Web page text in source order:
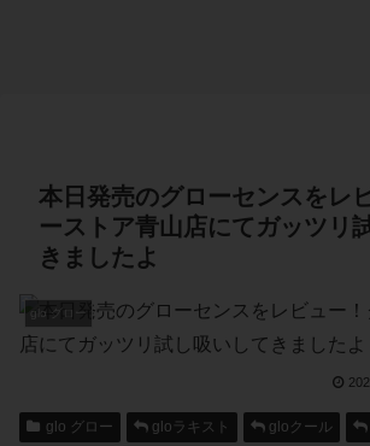
本日発売のグローセンスをレ
ーストア青山店にてガッツリ
きましたよ
glo グロー
glo グロー gloラキスト gloクール